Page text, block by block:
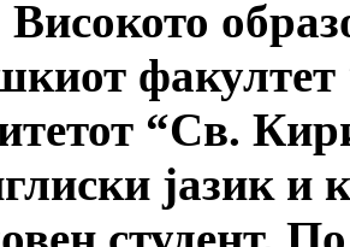
факултет
“Св.
јазик и